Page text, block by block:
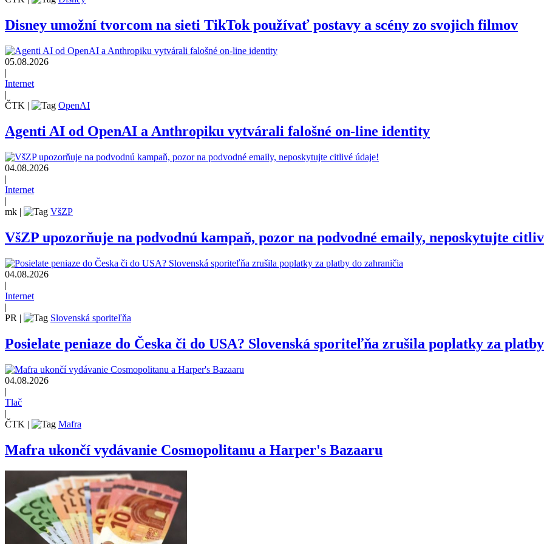
Disney umožní tvorcom na sieti TikTok používať postavy a scény zo svojich filmov
05.08.2026
|
Internet
|
ČTK | OpenAI
Agenti AI od OpenAI a Anthropiku vytvárali falošné on-line identity
04.08.2026
|
Internet
|
mk | VšZP
VšZP upozorňuje na podvodnú kampaň, pozor na podvodné emaily, neposkytujte
04.08.2026
|
Internet
|
PR | Slovenská sporiteľňa
Posielate peniaze do Česka či do USA? Slovenská sporiteľňa zrušila poplatky za
04.08.2026
|
Tlač
|
ČTK | Mafra
Mafra ukončí vydávanie Cosmopolitanu a Harper's Bazaaru